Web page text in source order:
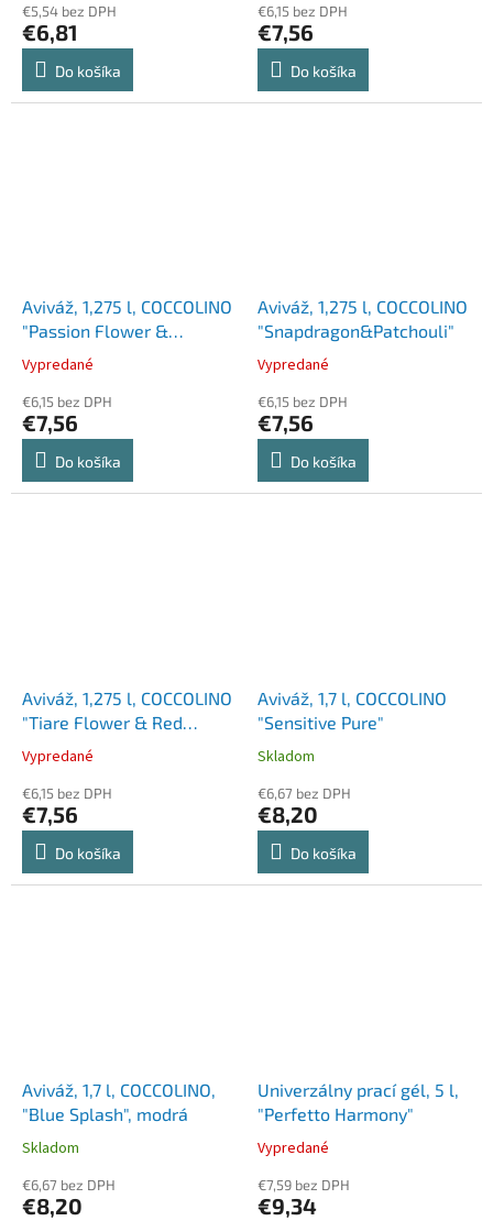
€5,54 bez DPH
€6,81
Do košíka
€6,15 bez DPH
€7,56
Do košíka
Aviváž, 1,275 l, COCCOLINO
"Passion Flower &
Bergamot"
Vypredané
€6,15 bez DPH
€7,56
Do košíka
Aviváž, 1,275 l, COCCOLINO
"Snapdragon&Patchouli"
Vypredané
€6,15 bez DPH
€7,56
Do košíka
Aviváž, 1,275 l, COCCOLINO
"Tiare Flower & Red
Fruits"
Vypredané
€6,15 bez DPH
€7,56
Do košíka
Aviváž, 1,7 l, COCCOLINO
"Sensitive Pure"
Skladom
€6,67 bez DPH
€8,20
Do košíka
Aviváž, 1,7 l, COCCOLINO,
"Blue Splash", modrá
Skladom
€6,67 bez DPH
€8,20
Univerzálny prací gél, 5 l,
"Perfetto Harmony"
Vypredané
€7,59 bez DPH
€9,34